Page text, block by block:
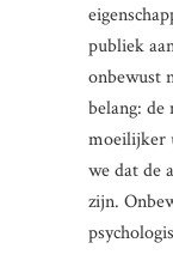
publiek
onbewust
belang: de
moeilijker
we dat de
zijn.